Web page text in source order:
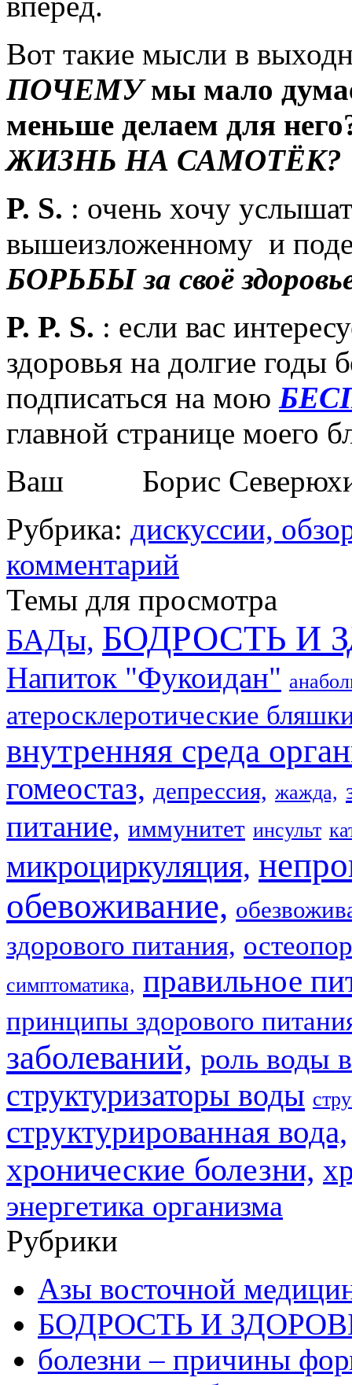
Вот такие мысли в
ПОЧЕМУ мы мало
меньше делаем для
ЖИЗНЬ НА САМОТЁК?
P. S. : очень хочу
вышеизложенному и
БОРЬБЫ за своё
P. P. S. : если вас
здоровья на долгие годы
подписаться на мою
главной странице моего
Ваш Борис
Рубрика: дискуссии,
комментарий
Темы для просмотра
БАДы, БОДРОСТЬ И
Напиток "Фукоидан"
атеросклеротические
внутренняя среда
гомеостаз, депрессия, жажда,
питание, иммунитет инсульт
микроциркуляция,
обевоживание,
здорового питания,
симптоматика, правильное
принципы здорового
заболеваний, роль воды
структуризаторы воды
структурированная вода,
хронические болезни,
энергетика организма
Рубрики
Азы восточной
БОДРОСТЬ И
болезни – причины